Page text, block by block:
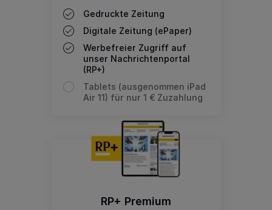
Gedruckte Zeitung
Digitale Zeitung (ePaper)
Werbefreier Zugriff auf
unser Nachrichtenportal
(RP+)
Tablets (ausgenommen iPad
Air 11) für nur 1 € Zuzahlung
RP+ Premium